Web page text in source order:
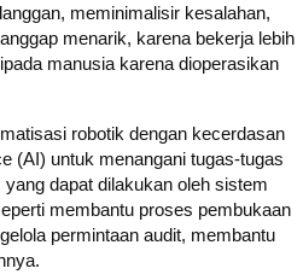
meminimalisir kesalahan,
menarik, karena bekerja lebih
manusia karena dioperasikan
robotik dengan kecerdasan
(AI) untuk menangani tugas-tugas
dapat dilakukan oleh sistem
membantu proses pembukaan
permintaan audit, membantu